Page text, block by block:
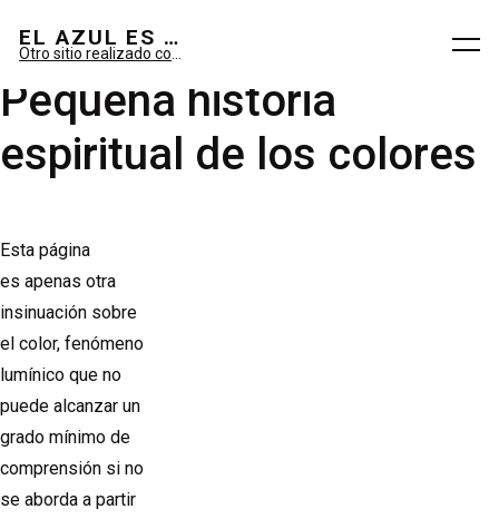
EL AZUL ES SUEÑO; EL VERDE ES IMAGINARIO
Pequeña historia
espiritual de los colores
Esta página
es apenas otra
insinuación sobre
el color, fenómeno
lumínico que no
puede alcanzar un
grado mínimo de
comprensión si no
se aborda a partir